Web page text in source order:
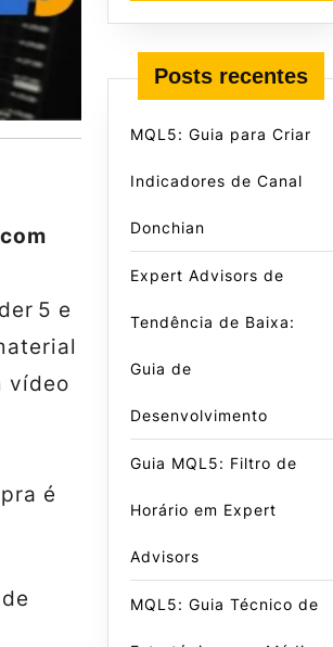
5 e
vídeo
é
Posts recentes
MQL5: Guia para Criar
Indicadores de Canal
Donchian
Expert Advisors de
Tendência de Baixa:
Guia de
Desenvolvimento
Guia MQL5: Filtro de
Horário em Expert
Advisors
MQL5: Guia Técnico de